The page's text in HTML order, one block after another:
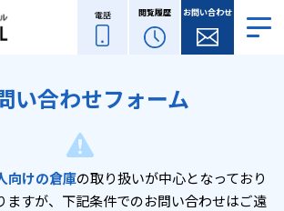
電話 閲覧履歴 お問い合わせ
い合わせフォーム
向けの倉庫の取り扱いが中心となっており
ますが、下記条件でのお問い合わせはご遠